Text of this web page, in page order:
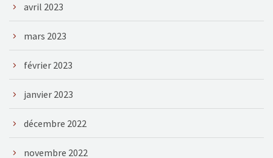
avril 2023
mars 2023
février 2023
janvier 2023
décembre 2022
novembre 2022